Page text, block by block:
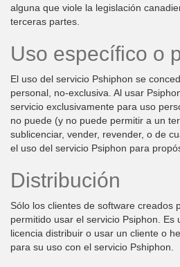
alguna que viole la legislación
terceras partes.
Uso específico o
El uso del servicio Pshiphon se
personal, no-exclusiva. Al usar
servicio exclusivamente para uso
no puede (y no puede permitir a un
sublicenciar, vender, revender, o de
el uso del servicio Psiphon para
Distribución
Sólo los clientes de software creados
permitido usar el servicio Psiphon. Es
licencia distribuir o usar un cliente o
para su uso con el servicio Pshiphon.